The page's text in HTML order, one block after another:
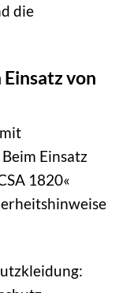
die
von
Einsatz
1820«